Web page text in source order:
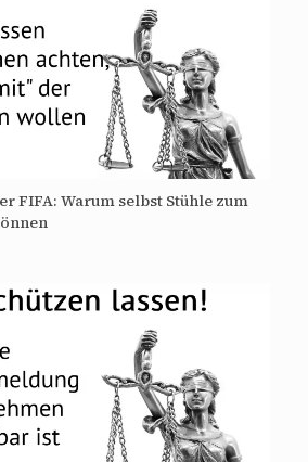
FIFA: Warum selbst Stühle zum